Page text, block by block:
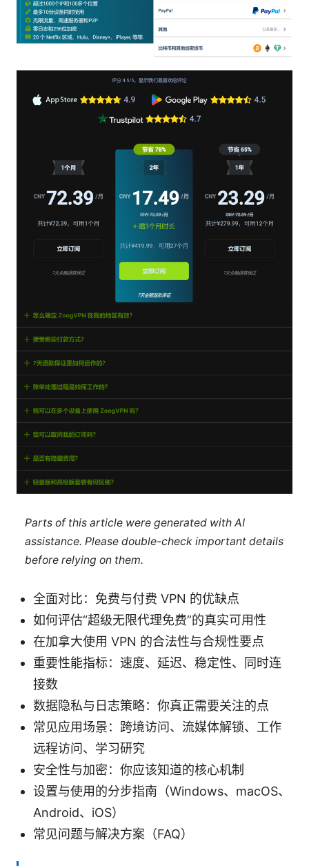
Parts of this article were generated with AI
assistance. Please double-check important details
before relying on them.
全面对比：免费与付费 VPN 的优缺点
如何评估“超级无限代理免费”的真实可用性
在加拿大使用 VPN 的合法性与合规性要点
重要性能指标：速度、延迟、稳定性、同时连
接数
数据隐私与日志策略：你真正需要关注的点
常见应用场景：跨境访问、流媒体解锁、工作
远程访问、学习研究
安全性与加密：你应该知道的核心机制
设置与使用的分步指南（Windows、macOS、
Android、iOS）
常见问题与解决方案（FAQ）